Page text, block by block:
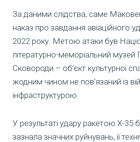
За даними слідства, саме
наказ про завдання авіаційного
2022 року. Метою атаки був
літературно-меморіальний музей
Сковороди – об’єкт культурної
жодним чином не пов’язаний із
інфраструктурою.
У результаті удару ракетою Х-35
зазнала значних руйнувань, її